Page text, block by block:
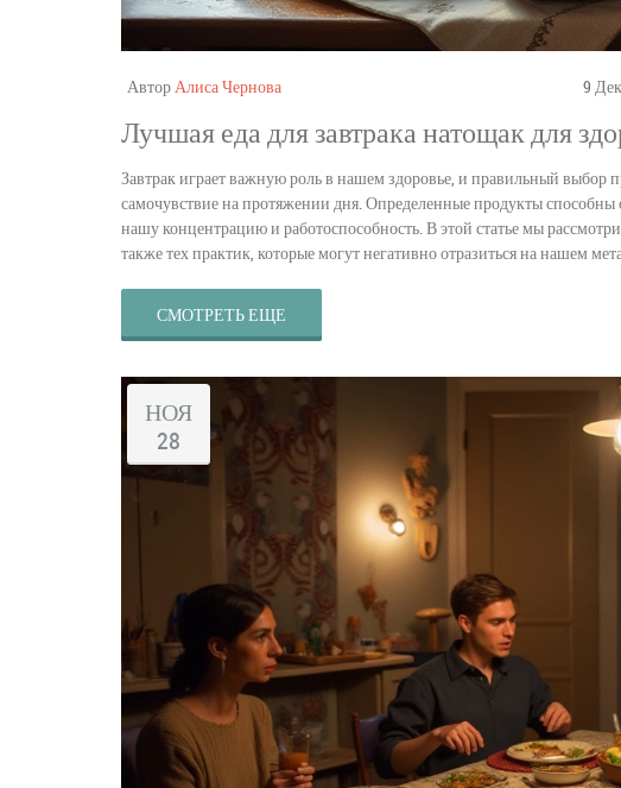
АвторАлиса Чернова 9
Лучшая еда для завтрака натощак для
Завтрак играет важную роль в нашем здоровье, и правильный выбор
самочувствие на протяжении дня. Определенные продукты
нашу концентрацию и работоспособность. В этой статье мы
также тех практик, которые могут негативно отразиться на нашем
СМОТРЕТЬ ЕЩЕ
НОЯ
28